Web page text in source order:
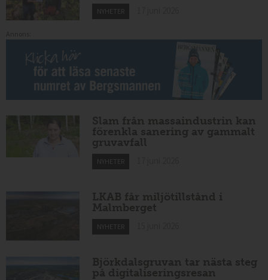
NYHETER
Slam från massaindustrin kan
förenkla sanering av gammalt
gruvavfall
NYHETER
LKAB får miljötillstånd i
Malmberget
NYHETER
Björkdalsgruvan tar nästa steg
på digitaliseringsresan